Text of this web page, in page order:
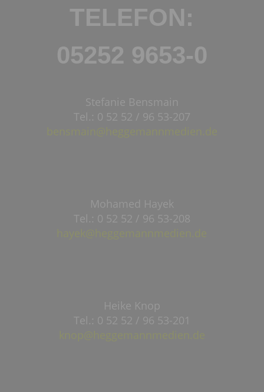
TELEFON:
05252 9653-0
Stefanie Bensmain
Tel.: 0 52 52 / 96 53-207
bensmain@heggemannmedien.de
Mohamed Hayek
Tel.: 0 52 52 / 96 53-208
hayek@heggemannmedien.de
Heike Knop
Tel.: 0 52 52 / 96 53-201
knop@heggemannmedien.de